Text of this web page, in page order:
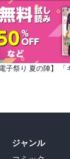
ジャンル